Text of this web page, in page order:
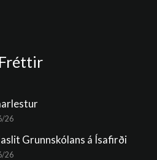
Fréttir
26
Grunnskólans á Ísafirði
26